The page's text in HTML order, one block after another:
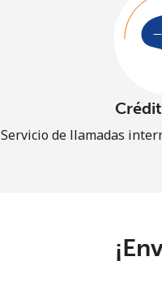
Servicio de llamadas